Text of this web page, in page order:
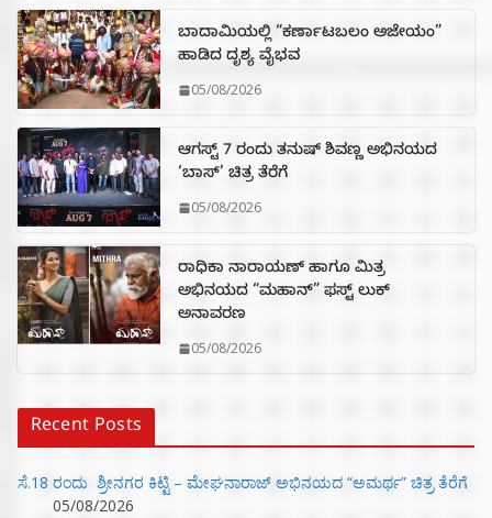
ಬಾದಾಮಿಯಲ್ಲಿ “ಕರ್ಣಾಟಬಲಂ ಅಜೇಯಂ”
ಹಾಡಿದ ದೃಶ್ಯ ವೈಭವ
05/08/2026
ಆಗಸ್ಟ್ 7 ರಂದು ತನುಷ್ ಶಿವಣ್ಣ ಅಭಿನಯದ
‘ಬಾಸ್’ ಚಿತ್ರ ತೆರೆಗೆ
05/08/2026
ರಾಧಿಕಾ ನಾರಾಯಣ್ ಹಾಗೂ ಮಿತ್ರ
ಅಭಿನಯದ “ಮಹಾನ್” ಫಸ್ಟ್ ಲುಕ್
ಅನಾವರಣ
05/08/2026
Recent Posts
ಸೆ.18 ರಂದು ಶ್ರೀನಗರ ಕಿಟ್ಟಿ – ಮೇಘನಾರಾಜ್ ಅಭಿನಯದ “ಅಮರ್ಥ” ಚಿತ್ರ ತೆರೆಗೆ
05/08/2026